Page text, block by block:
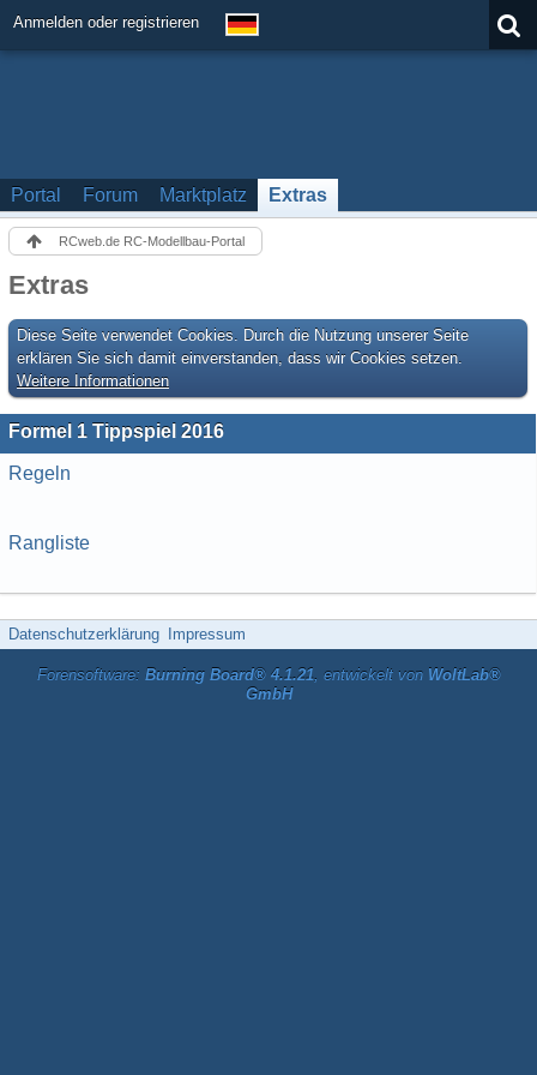
Anmelden oder registrieren
Portal Forum Marktplatz Extras
RCweb.de RC-Modellbau-Portal
Extras
Diese Seite verwendet Cookies. Durch die Nutzung unserer Seite
erklären Sie sich damit einverstanden, dass wir Cookies setzen.
Weitere Informationen
Formel 1 Tippspiel 2016
Regeln
Rangliste
Datenschutzerklärung Impressum
Forensoftware: Burning Board® 4.1.21, entwickelt von WoltLab®
GmbH